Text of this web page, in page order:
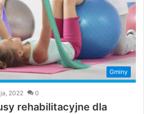
Gminy
2022 0
rehabilitacyjne dla